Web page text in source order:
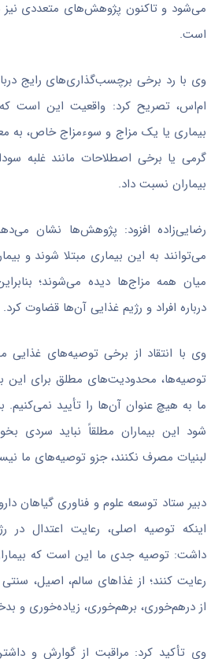
می‌شود و تاکنون پژوهش‌های متعددی نیز
است.
وی با رد برخی برچسب‌گذاری‌های رایج
ام‌اس، تصریح کرد: واقعیت این است
بیماری یا یک مزاج و سوءمزاج خاص، به
گرمی یا برخی اصطلاحات مانند غلبه
بیماران نسبت داد.
رضایی‌زاده افزود: پژوهش‌ها نشان
می‌توانند به این بیماری مبتلا شوند و
میان همه مزاج‌ها دیده می‌شوند؛
درباره افراد و رژیم غذایی آن‌ها قضاوت کرد.
وی با انتقاد از برخی توصیه‌های غذایی
توصیه‌ها، محدودیت‌های مطلق برای این
ما به هیچ عنوان آن‌ها را تأیید نمی‌کنیم.
شود این بیماران مطلقاً نباید سردی
لبنیات مصرف نکنند، جزو توصیه‌های ما
دبیر ستاد توسعه علوم و فناوری گیاهان
اینکه توصیه اصلی، رعایت اعتدال در
داشت: توصیه جدی ما این است که
رعایت کنند؛ از غذاهای سالم، اصیل، سنتی
از درهم‌خوری، برهم‌خوری، زیاده‌خوری و
وی تأکید کرد: مراقبت از گوارش و